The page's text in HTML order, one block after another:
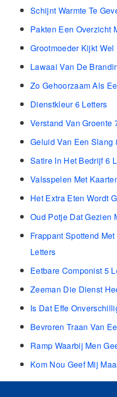
Schijnt Warmte Te
Pakten Een Overzicht
Grootmoeder Kijkt
Lawaai Van De
Zo Gehoorzaam Als
Dienstkleur 6 Letters
Verstand Van Groente
Geluid Van Een Slang
Satire In Het Bedrijf 6
Valsspelen Met
Het Extra Eten Wordt
Oud Potje Dat Gezien
Frappant Spottend
Letters
Eetbare Componist 5
Zeeman Die Dienst
Is Dat Effe
Bevroren Traan Van
Ramp Waarbij Men
Kom Nou Geef Mij